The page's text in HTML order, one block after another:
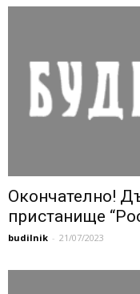
Окончателно!
пристанище
budilnik - 21/07/2023